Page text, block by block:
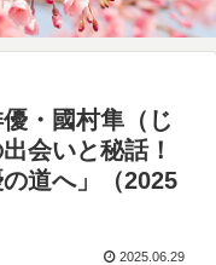
・國村隼（じ
会いと秘話！
道へ」（2025
2025.06.29